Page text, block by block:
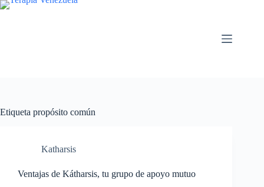
Saltar
Etiqueta propósito común
Katharsis
Ventajas de Kátharsis, tu grupo de apoyo mutuo